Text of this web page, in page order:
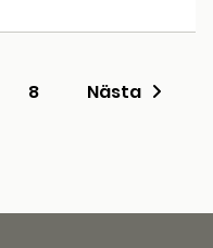
8 Nästa